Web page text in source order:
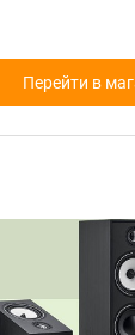
Перейти в